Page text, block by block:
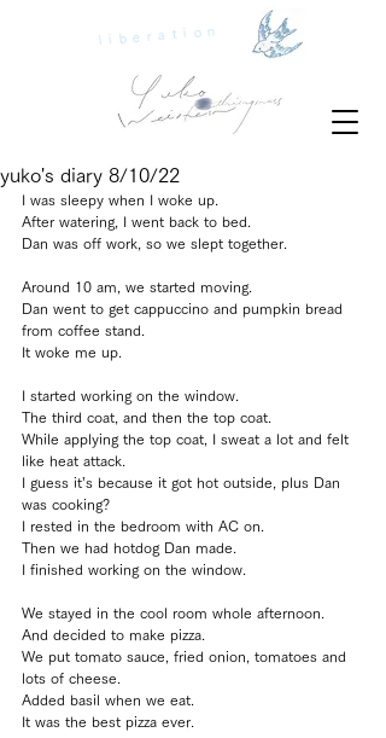
liberation
yuko's diary 8/10/22
I was sleepy when I woke up.
After watering, I went back to bed.
Dan was off work, so we slept together.
Around 10 am, we started moving.
Dan went to get cappuccino and pumpkin bread
from coffee stand.
It woke me up.
I started working on the window.
The third coat, and then the top coat.
While applying the top coat, I sweat a lot and felt
like heat attack.
I guess it’s because it got hot outside, plus Dan
was cooking?
I rested in the bedroom with AC on.
Then we had hotdog Dan made.
I finished working on the window.
We stayed in the cool room whole afternoon.
And decided to make pizza.
We put tomato sauce, fried onion, tomatoes and
lots of cheese.
Added basil when we eat.
It was the best pizza ever.